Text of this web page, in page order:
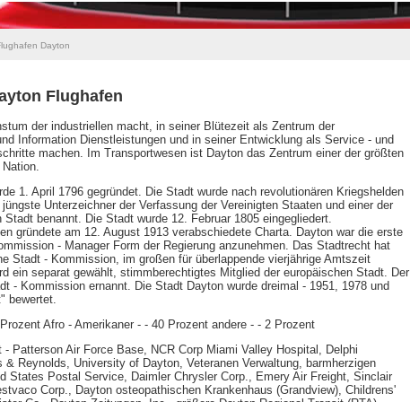
Dayton
Flughafen
der industriellen macht, in seiner Blütezeit als Zentrum der
Information Dienstleistungen und in seiner Entwicklung als Service - und
machen. Im Transportwesen ist Dayton das Zentrum einer der größten
1. April 1796 gegründet. Die Stadt wurde nach revolutionären Kriegshelden
Unterzeichner der Verfassung der Vereinigten Staaten und einer der
benannt. Die Stadt wurde 12. Februar 1805 eingegliedert.
gründete am 12. August 1913 verabschiedete Charta. Dayton war die erste
- Manager Form der Regierung anzunehmen. Das Stadtrecht hat
Stadt - Kommission, im großen für überlappende vierjährige Amtszeit
ein separat gewählt, stimmberechtigtes Mitglied der europäischen Stadt. Der
- Kommission ernannt. Die Stadt Dayton wurde dreimal - 1951, 1978 und
bewertet.
Afro - Amerikaner - - 40 Prozent andere - - 2 Prozent
- Patterson Air Force Base, NCR Corp Miami Valley Hospital, Delphi
Reynolds, University of Dayton, Veteranen Verwaltung, barmherzigen
States Postal Service, Daimler Chrysler Corp., Emery Air Freight, Sinclair
Corp., Dayton osteopathischen Krankenhaus (Grandview), Childrens'